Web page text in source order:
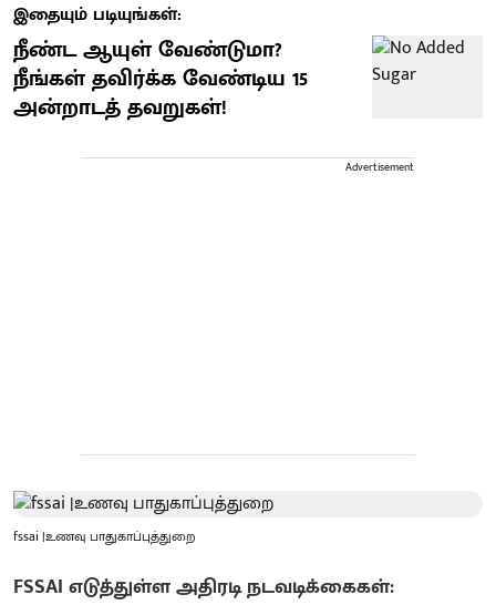
இதையும் படியுங்கள்:
நீண்ட ஆயுள் வேண்டுமா?
நீங்கள் தவிர்க்க வேண்டிய 15
அன்றாடத் தவறுகள்!
Advertisement
fssai |உணவு பாதுகாப்புத்துறை
FSSAI எடுத்துள்ள அதிரடி நடவடிக்கைகள்: